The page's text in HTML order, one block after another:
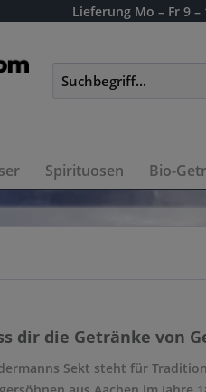
Lieferung Mo – Fr 9 –
Spirituosen Bio-
dir die Getränke von
Sekt steht für